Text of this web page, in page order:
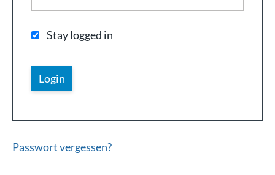
Stay logged in
Passwort vergessen?